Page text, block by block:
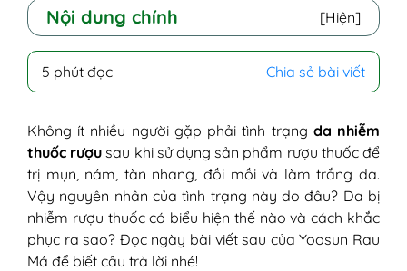
Nội dung chính [Hiện]
II - Nguyên nhân da nhiễm thuốc rượu
IV - Chia sẻ cách phục hồi da sau khi dùng
rượu thuốc
1. Ngừng sử dụng rượu thuốc
2. Thải độc da
3. Vệ sinh da sạch sẽ và đúng cách
4. Phục hồi da
5. Bảo vệ da
5 phút đọc Chia sẻ bài viết
Không ít nhiều người gặp phải tình trạng da nhiễm
thuốc rượu sau khi sử dụng sản phẩm rượu thuốc để
trị mụn, nám, tàn nhang, đồi mồi và làm trắng da.
Vậy nguyên nhân của tình trạng này do đâu? Da bị
nhiễm rượu thuốc có biểu hiện thế nào và cách khắc
phục ra sao? Đọc ngày bài viết sau của Yoosun Rau
Má để biết câu trả lời nhé!